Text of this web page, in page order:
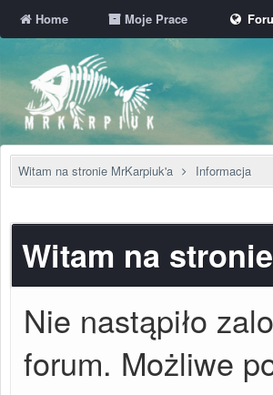
Home Moje Prace
Witam na stronie MrKarpiuk'a Informacja
Witam na
Nie nastąpiło
forum. Możliwe